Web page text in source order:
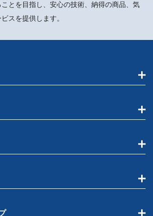
とを目指し、安心の技術、納得の商品、気
スを提供します。